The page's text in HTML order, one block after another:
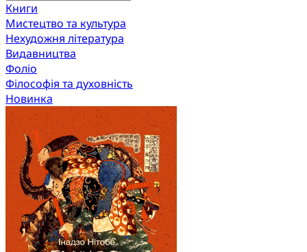
Книги
Мистецтво та культура
Нехудожня література
Видавництва
Фоліо
Філософія та духовність
Новинка